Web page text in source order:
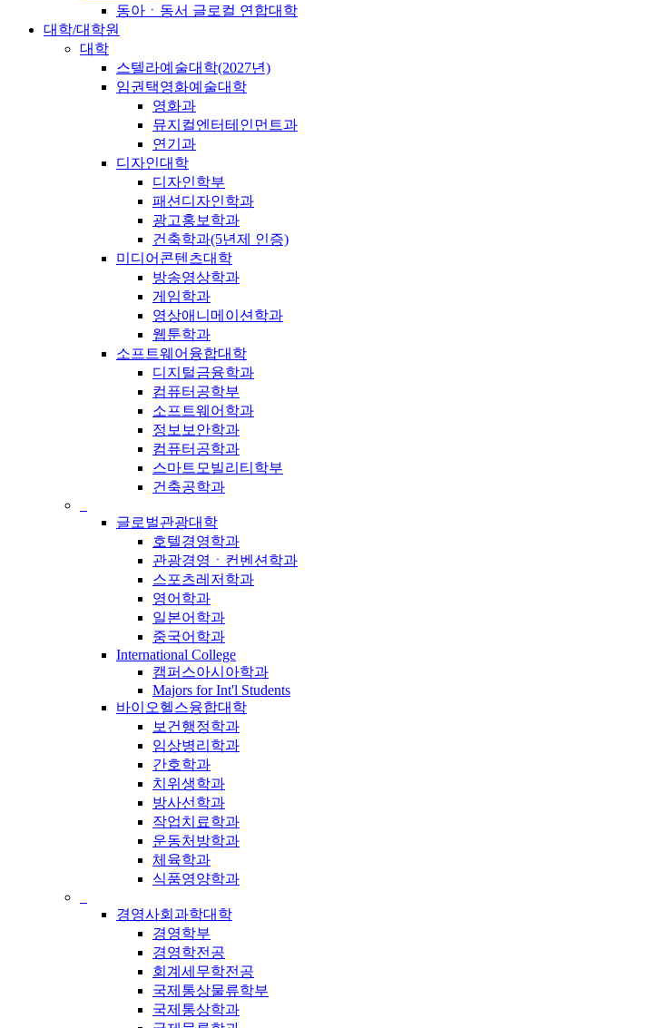
동아ㆍ동서 글로컬 연합대학
대학/대학원
대학
스텔라예술대학(2027년)
임권택영화예술대학
영화과
뮤지컬엔터테인먼트과
연기과
디자인대학
디자인학부
패션디자인학과
광고홍보학과
건축학과(5년제 인증)
미디어콘텐츠대학
방송영상학과
게임학과
영상애니메이션학과
웹툰학과
소프트웨어융합대학
디지털금융학과
컴퓨터공학부
소프트웨어학과
정보보안학과
컴퓨터공학과
스마트모빌리티학부
건축공학과
글로벌관광대학
호텔경영학과
관광경영ㆍ컨벤션학과
스포츠레저학과
영어학과
일본어학과
중국어학과
International College
캠퍼스아시아학과
Majors for Int'l Students
바이오헬스융합대학
보건행정학과
임상병리학과
간호학과
치위생학과
방사선학과
작업치료학과
운동처방학과
체육학과
식품영양학과
경영사회과학대학
경영학부
경영학전공
회계세무학전공
국제통상물류학부
국제통상학과